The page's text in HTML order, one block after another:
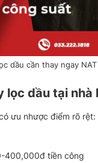
dầu cần thay ngay
lọc dầu tại nhà
ưu nhược điểm rõ rệt:
400,000đ tiền công